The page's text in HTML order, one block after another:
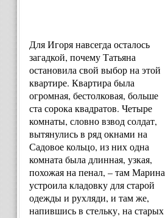
Для Игоря навсегда осталось
загадкой, почему Татьяна
остановила свой выбор на этой
квартире. Квартира была
огромная, бестолковая, больше
ста сорока квадратов. Четыре
комнаты, словно взвод солдат,
вытянулись в ряд окнами на
Садовое кольцо, из них одна
комната была длинная, узкая,
похожая на пенал, – там Марина
устроила кладовку для старой
одежды и рухляди, и там же,
напившись в стельку, на старых